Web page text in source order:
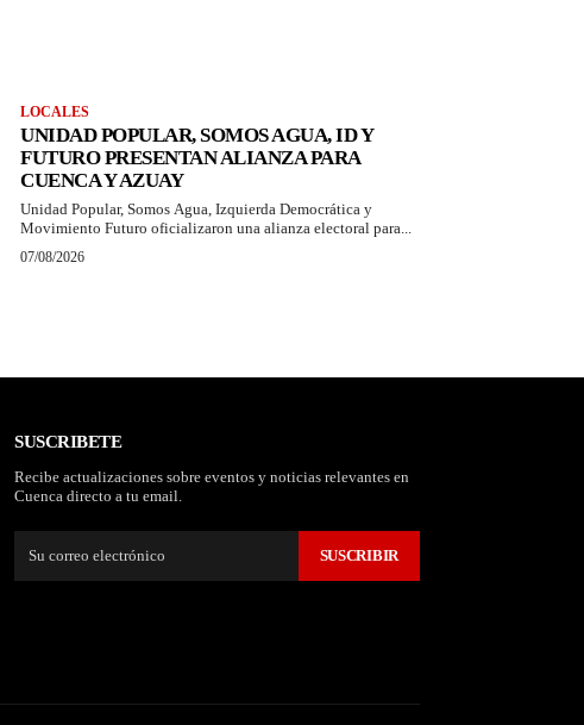
LOCALES
UNIDAD POPULAR, SOMOS AGUA, ID Y
FUTURO PRESENTAN ALIANZA PARA
CUENCA Y AZUAY
Unidad Popular, Somos Agua, Izquierda Democrática y
Movimiento Futuro oficializaron una alianza electoral para...
07/08/2026
SUSCRIBETE
Recibe actualizaciones sobre eventos y noticias relevantes en
Cuenca directo a tu email.
SUSCRIBIR